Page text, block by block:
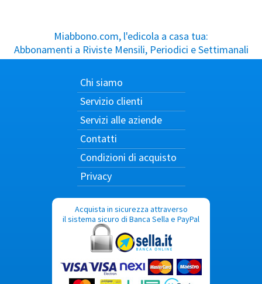
Miabbono.com, l'edicola a casa tua:
Abbonamenti a Riviste Mensili, Periodici e Settimanali
Chi siamo
Servizio clienti
Servizi alle aziende
Contatti
Condizioni di acquisto
Privacy
Acquista in sicurezza attraverso
il sistema sicuro di Banca Sella e PayPal